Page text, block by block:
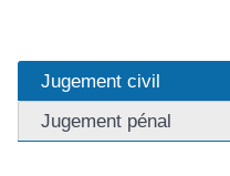
Jugement civil
Jugement pénal